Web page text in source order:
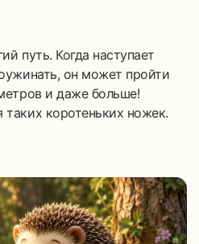
путь. Когда наступает
он может пройти
и даже больше!
коротеньких ножек.